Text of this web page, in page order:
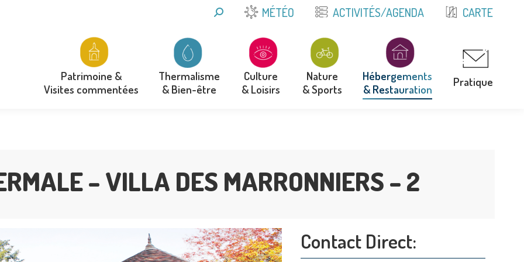
RECHERCHEMÉTÉO ACTIVITÉS/AGENDA CARTE
Patrimoine &
Visites commentées
Thermalisme
& Bien-être
Culture
& Loisirs
Nature
& Sports
Hébergements
& Restauration
Pratique
– VILLA DES MARRONNIERS – 2
Contact Direct:
Patrimoine &
Visites commentées
Thermalisme
& Bien-être
Culture
& Loisirs
Nature
& Sports
Hébergements
& Restauration
Pratique